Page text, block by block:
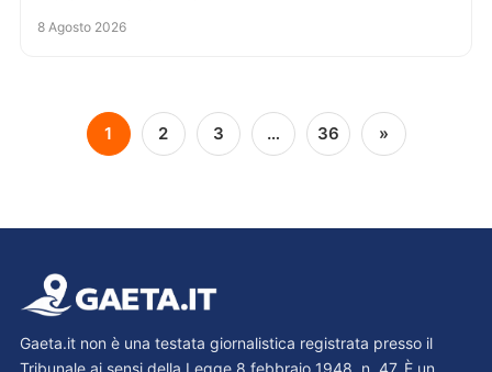
8 Agosto 2026
1 2 3 … 36 »
Gaeta.it non è una testata giornalistica registrata presso il
Tribunale ai sensi della Legge 8 febbraio 1948, n. 47. È un